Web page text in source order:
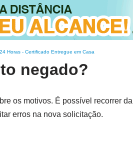
Horas- Certificado Entregue em Casa
negado?
os motivos. É possível recorrer
erros na nova solicitação.